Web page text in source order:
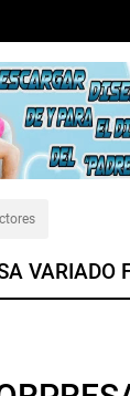
VARIADO